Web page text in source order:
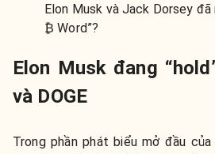
Elon Musk và Jack Dorsey
₿ Word”?
Elon Musk đang
và DOGE
Trong phần phát biểu mở đầu